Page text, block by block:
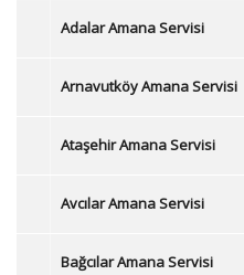
Adalar Amana Servisi
Arnavutköy Amana Servisi
Ataşehir Amana Servisi
Avcılar Amana Servisi
Bağcılar Amana Servisi